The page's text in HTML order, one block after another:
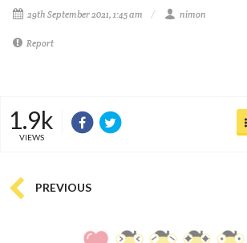
29th September 2021, 1:45 am nimon
Report
1.9k
VIEWS
PREVIOUS